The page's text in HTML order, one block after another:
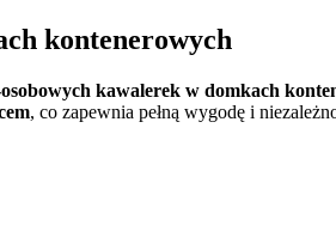
kontenerowych
kawalerek w domkach
, co zapewnia pełną wygodę i